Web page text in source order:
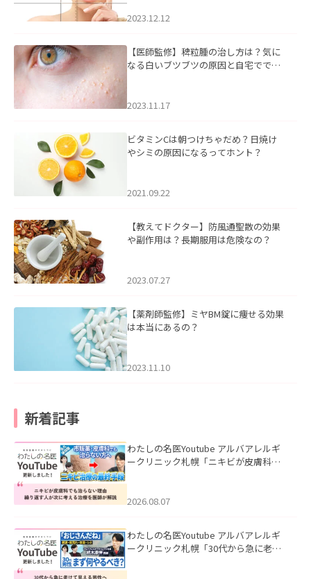
2023.12.12
【医師監修】稗粒腫の治し方は？気に
なる白いブツブツの原因と自宅ででき
2023.11.17
ビタミンCは朝つけちゃだめ？日焼け
やシミの原因になるってホント？
2021.09.22
【教えてドクター】防風通聖散の効果
や副作用は？長期服用は危険なの？
2023.07.27
【薬剤師監修】ミヤBM錠に痩せる効果
は本当にあるの？
2023.11.10
新着記事
わたしの名医Youtube アルバアレルギ
ークリニック札幌「ニキビが皮膚科で
ました。
2026.08.07
わたしの名医Youtube アルバアレルギ
ークリニック札幌「30代から急に老け